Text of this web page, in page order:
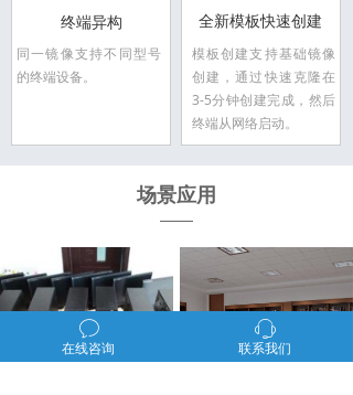
同一镜像支持不同型号
的终端设备。
终端异构
场景应用
模板创建支持基础镜像
创建，通过快速克隆在
3-5分钟创建完成，然后
终端从网络启动。
全新模板快速创建
ꂖ
在线咨询
ꁱ
联系我们